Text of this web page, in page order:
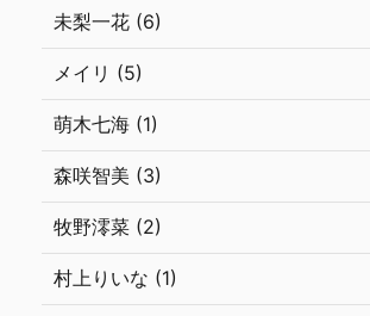
未梨一花 (6)
メイリ (5)
萌木七海 (1)
森咲智美 (3)
牧野澪菜 (2)
村上りいな (1)